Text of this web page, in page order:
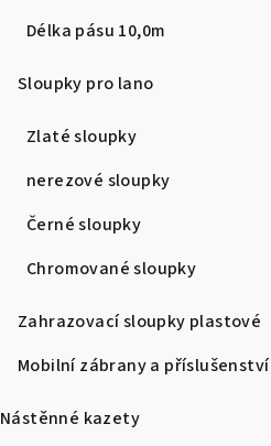
Délka pásu 10,0m
Sloupky pro lano
Zlaté sloupky
nerezové sloupky
Černé sloupky
Chromované sloupky
Zahrazovací sloupky plastové
Mobilní zábrany a příslušenství
Nástěnné kazety